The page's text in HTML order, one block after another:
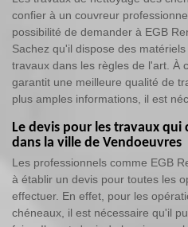
confier à un couvreur
possibilité de demander à EGB
Sachez qu'il dispose des
travaux dans les règles de l'art. À
garantit une meilleure qualité de
plus amples informations, il est
Le devis pour les travaux
dans la ville de Vendoeuvres
Les professionnels comme EGB
à établir un devis pour toutes les
effectuer. En effet, pour les
chéneaux, il est nécessaire qu'il